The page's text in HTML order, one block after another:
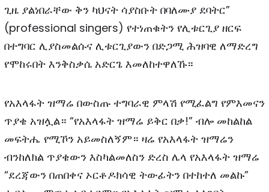
ጊዜ ያልነበራቸው ቅን ካህናት ሳያስቡት በባለሙያ ደባትር”
(professional singers) የተነጠቁትን የሊቱርጊያ ዘርፍ
በተግባር ሊያስመልሱና ሊቱርጊያውን በድጋሚ ሕዝባዊ ለማድረግ
የሞከሩበት እንቅስቃሴ አድርጌ እመለከተዋለኹ።
የአእላፋት ዝማሬ በውስጡ ተግባራዊ ምላሽ የሚፈልግ የምእመናን
ጥያቄ አዝሏል። “የአእላፋት ዝማሬ ይቅር በቃ!” ብሎ መከልከል
መፍትሔ የሚኾን አይመስለኝም። ዛሬ የአእላፋት ዝማሬን
ብንከለክል ጥያቄውን እስካልመለስን ድረስ ሌላ የአእላፋት ዝማሬ
“ደረጃውን በጠበቀና ኦርቶዶክሳዊ ትውፊትን በተከተለ መልኩ”